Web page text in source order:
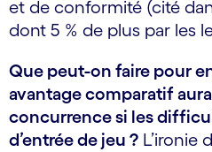
et de conformité (cité
dont 5 % de plus par les
Que peut-on faire pour
avantage comparatif
concurrence si les
d’entrée de jeu ? L’ironie